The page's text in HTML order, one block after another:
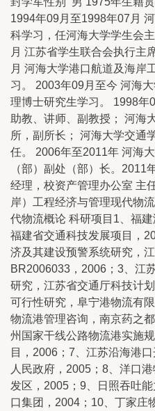
1994年09月至1998年07月
科学习，任河海大学学生会
月 江苏省学生联合会执行主
月 河海大学港口航道及海岸
习。 2003年09月至今 河海
理博士研究生学习。 1998年
助教、讲师、副教授； 河海
所，副所长； 河海大学交通
任。 2006年至2011年 河海
（部）副处（部）长。2011
经理，校资产管理办公室 主
岸）工程经济与管理现代物
代物流概论 科研项目1、福
福建省交通科技发展项目，
济及其建设预警系统研究，
BR2006033，2006；3、江
研究，江苏省交通厅科技计
可行性研究，阜宁港物流有
物流港管理咨询，南京药之
州国家干线公路物流港实施
目，2006；7、江苏沿海港
人民政府，2005；8、洋口
发区，2005；9、日照吞吐
口集团，2004；10、丁家庄